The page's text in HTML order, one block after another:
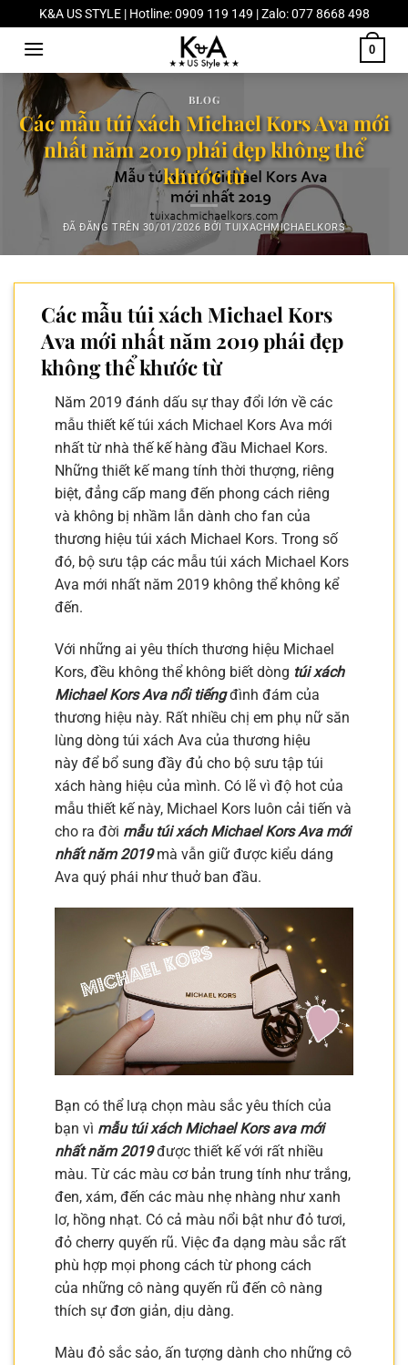
Chuyển
đến
dung
K&A US STYLE | Hotline: 0909 119 149 | Zalo: 077 8668 498
0
BLOG
Các mẫu túi xách Michael Kors Ava mới
nhất năm 2019 phái đẹp không thể
khước từ
ĐÃ ĐĂNG TRÊN 30/01/2026 BỞITUIXACHMICHAELKORS
Các mẫu túi xách Michael Kors
Ava mới nhất năm 2019 phái đẹp
không thể khước từ
Năm 2019 đánh dấu sự thay đổi lớn về các
mẫu thiết kế túi xách Michael Kors Ava mới
nhất từ nhà thế kế hàng đầu Michael Kors.
Những thiết kế mang tính thời thượng, riêng
biệt, đẳng cấp mang đến phong cách riêng
và không bị nhầm lẫn dành cho fan của
thương hiệu túi xách Michael Kors. Trong số
đó, bộ sưu tập các mẫu túi xách Michael Kors
Ava mới nhất năm 2019 không thể không kể
đến.
Với những ai yêu thích thương hiệu Michael
Kors, đều không thể không biết dòng túi xách
Michael Kors Ava nổi tiếngđình đám của
thương hiệu này. Rất nhiều chị em phụ nữ săn
lùng dòng túi xách Ava của thương hiệu
này để bổ sung đầy đủ cho bộ sưu tập túi
xách hàng hiệu của mình. Có lẽ vì độ hot của
mẫu thiết kế này, Michael Kors luôn cải tiến và
cho ra đời mẫu túi xách Michael Kors Ava mới
nhất năm 2019mà vẫn giữ được kiểu dáng
Ava quý phái như thuở ban đầu.
Bạn có thể lưạ chọn màu sắc yêu thích của
bạn vì mẫu túi xách Michael Kors ava mới
nhất năm 2019được thiết kế với rất nhiều
màu. Từ các màu cơ bản trung tính như trắng,
đen, xám, đến các màu nhẹ nhàng như xanh
lơ, hồng nhạt. Có cả màu nổi bật như đỏ tươi,
đỏ cherry quyến rũ. Việc đa dạng màu sắc rất
phù hợp mọi phong cách từ phong cách
của những cô nàng quyến rũ đến cô nàng
thích sự đơn giản, dịu dàng.
Màu đỏ sắc sảo, ấn tượng dành cho những cô